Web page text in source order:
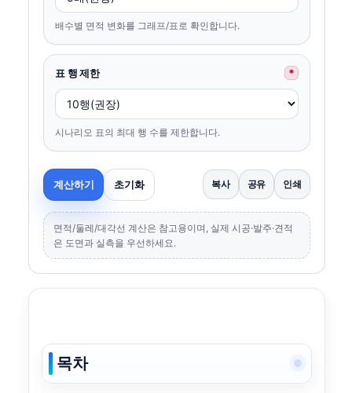
배수별 면적 변화를 그래프/표로 확인합니다.
표 행 제한 *
시나리오 표의 최대 행 수를 제한합니다.
계산하기 초기화 복사 공유 인쇄
면적/둘레/대각선 계산은 참고용이며, 실제 시공·발주·견적
은 도면과 실측을 우선하세요.
목차